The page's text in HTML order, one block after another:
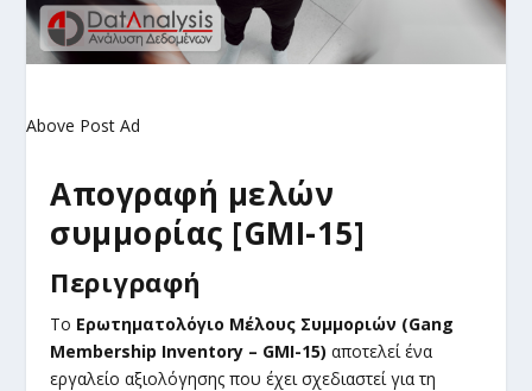
Above Post Ad
Απογραφή μελών
συμμορίας [GMI-15]
Περιγραφή
Το Ερωτηματολόγιο Μέλους Συμμοριών (Gang
Membership Inventory – GMI-15) αποτελεί ένα
εργαλείο αξιολόγησης που έχει σχεδιαστεί για τη